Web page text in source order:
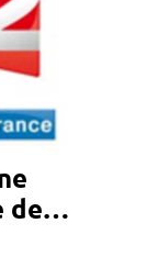
de